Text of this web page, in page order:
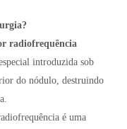
radiofrequência
introduzida sob
do nódulo, destruindo
é uma